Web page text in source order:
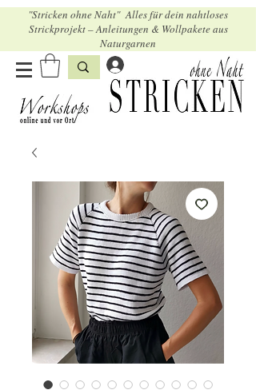
"Stricken ohne Naht" Alles für dein nahtloses
Strickprojekt – Anleitungen & Wollpakete aus
Naturgarnen